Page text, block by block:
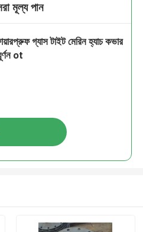
মূল্য পান
গ্যাস টাইট মেরিন হ্যাচ কভার
ot